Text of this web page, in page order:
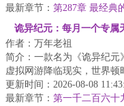
最新章节： 第287章 最经典
面（求订阅！！！）
诡异纪元：每月一个专属
作者：万年老祖
简介：一款名为《诡异纪元
虚拟网游降临现实，世界顿
乱，各地沦陷为诡异地区。
人扮演不同的身...
更新时间：2026-08-08
最新章节： 第一千二百六十